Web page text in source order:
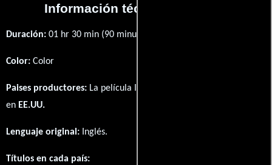
Información técnica y general
Duración: 01 hr 30 min (90 minutos) .
Color: Color
Paises productores: La película In Lieu of Flowers fué producida
en EE.UU.
Lenguaje original: Inglés.
Títulos en cada país: